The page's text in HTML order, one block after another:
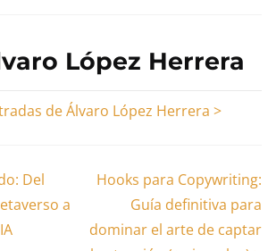
López Herrera
de Álvaro López Herrera >
Del
a
Hooks para Copywriting:
Guía definitiva para
dominar el arte de captar